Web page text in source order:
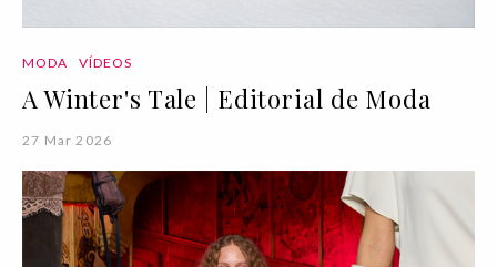
MODA VÍDEOS
A Winter's Tale | Editorial de Moda
27 Mar 2026